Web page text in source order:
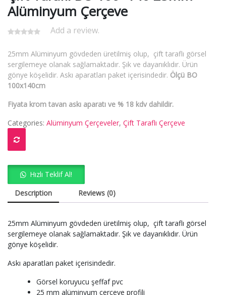
Alüminyum Çerçeve
Add a review.
25mm Alüminyum gövdeden üretilmiş olup, çift taraflı görsel
sergilemeye olanak sağlamaktadır. Şık ve dayanıklıdır. Ürün
gönye köşelidir. Askı aparatları paket içerisindedir. Ölçü BO
100x140cm
Fiyata krom tavan askı aparatı ve % 18 kdv dahildir.
Categories: Alüminyum Çerçeveler, Çift Taraflı Çerçeve
Hızlı Teklif Al!
Description
Reviews (0)
25mm Alüminyum gövdeden üretilmiş olup, çift taraflı görsel
sergilemeye olanak sağlamaktadır. Şık ve dayanıklıdır. Ürün
gönye köşelidir.
Askı aparatları paket içerisindedir.
Görsel koruyucu şeffaf pvc
25 mm alüminyum çerçeve profili